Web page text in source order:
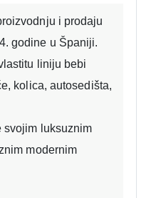
i prodaju
godine u Španiji.
liniju bebi
kolica, autosedišta,
svojim luksuznim
modernim